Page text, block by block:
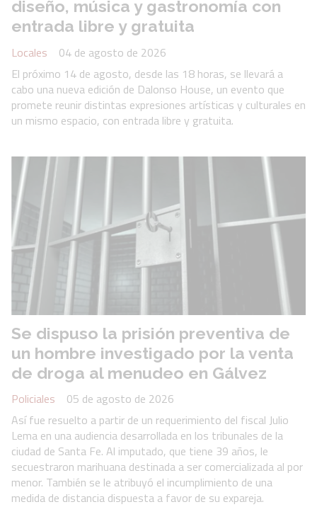
diseño, música y gastronomía con
entrada libre y gratuita
Locales
04 de agosto de 2026
El próximo 14 de agosto, desde las 18 horas, se llevará a
cabo una nueva edición de Dalonso House, un evento que
promete reunir distintas expresiones artísticas y culturales en
un mismo espacio, con entrada libre y gratuita.
Se dispuso la prisión preventiva de
un hombre investigado por la venta
de droga al menudeo en Gálvez
Policiales
05 de agosto de 2026
Así fue resuelto a partir de un requerimiento del fiscal Julio
Lema en una audiencia desarrollada en los tribunales de la
ciudad de Santa Fe. Al imputado, que tiene 39 años, le
secuestraron marihuana destinada a ser comercializada al por
menor. También se le atribuyó el incumplimiento de una
medida de distancia dispuesta a favor de su expareja.